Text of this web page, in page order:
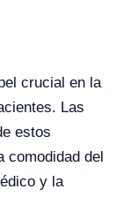
crucial en la
Las
estos
comodidad del
y la